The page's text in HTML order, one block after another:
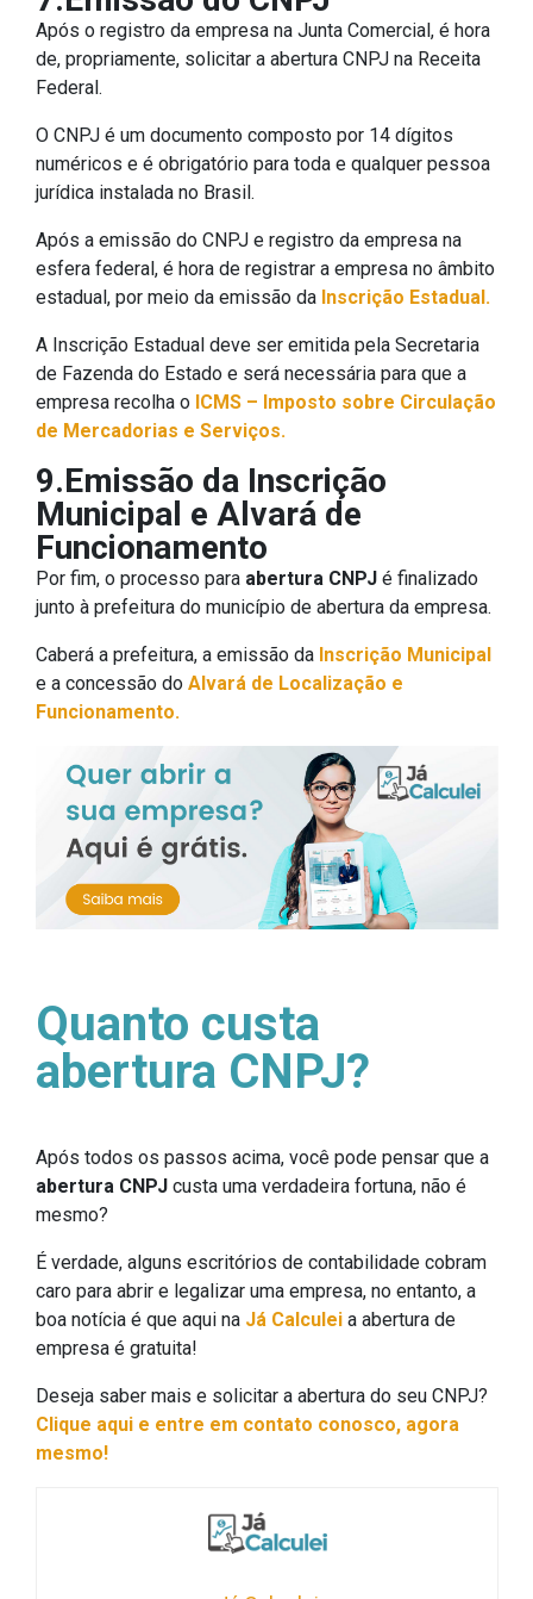
Após o registro da empresa na Junta Comercial, é hora
de, propriamente, solicitar a abertura CNPJ na Receita
Federal.
O CNPJ é um documento composto por 14 dígitos
numéricos e é obrigatório para toda e qualquer pessoa
jurídica instalada no Brasil.
Após a emissão do CNPJ e registro da empresa na
esfera federal, é hora de registrar a empresa no âmbito
estadual, por meio da emissão da Inscrição Estadual.
A Inscrição Estadual deve ser emitida pela Secretaria
de Fazenda do Estado e será necessária para que a
empresa recolha o ICMS – Imposto sobre Circulação
de Mercadorias e Serviços.
9.Emissão da Inscrição
Municipal e Alvará de
Funcionamento
Por fim, o processo para abertura CNPJ é finalizado
junto à prefeitura do município de abertura da empresa.
Caberá a prefeitura, a emissão da Inscrição Municipal
e a concessão do Alvará de Localização e
Funcionamento.
Quanto custa
abertura CNPJ?
Após todos os passos acima, você pode pensar que a
abertura CNPJ custa uma verdadeira fortuna, não é
mesmo?
É verdade, alguns escritórios de contabilidade cobram
caro para abrir e legalizar uma empresa, no entanto, a
boa notícia é que aqui na Já Calculei a abertura de
empresa é gratuita!
Deseja saber mais e solicitar a abertura do seu CNPJ?
Clique aqui e entre em contato conosco, agora
mesmo!